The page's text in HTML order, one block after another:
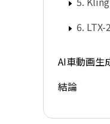
6. LTX-2
AI車動画生
結論